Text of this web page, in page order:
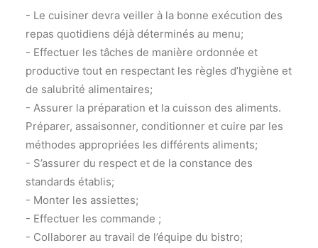
- Le cuisiner devra veiller à la bonne exécution des
repas quotidiens déjà déterminés au menu;
- Effectuer les tâches de manière ordonnée et
productive tout en respectant les règles d’hygiène et
de salubrité alimentaires;
- Assurer la préparation et la cuisson des aliments.
Préparer, assaisonner, conditionner et cuire par les
méthodes appropriées les différents aliments;
- S’assurer du respect et de la constance des
standards établis;
- Monter les assiettes;
- Effectuer les commande ;
- Collaborer au travail de l’équipe du bistro;